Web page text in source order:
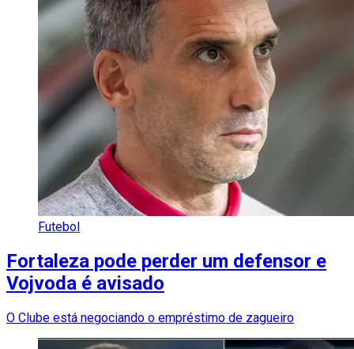
Futebol
Fortaleza pode perder um defensor e
Vojvoda é avisado
O Clube está negociando o empréstimo de zagueiro